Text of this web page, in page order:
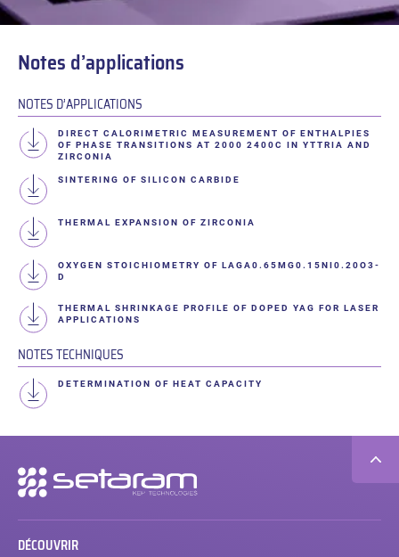
Notes d’applications
NOTES D’APPLICATIONS
DIRECT CALORIMETRIC MEASUREMENT OF ENTHALPIES
OF PHASE TRANSITIONS AT 2000 2400C IN YTTRIA AND
ZIRCONIA
SINTERING OF SILICON CARBIDE
THERMAL EXPANSION OF ZIRCONIA
OXYGEN STOICHIOMETRY OF LAGA0.65MG0.15NI0.20O3-
D
THERMAL SHRINKAGE PROFILE OF DOPED YAG FOR LASER
APPLICATIONS
NOTES TECHNIQUES
DETERMINATION OF HEAT CAPACITY
Navigation
secondaire
DÉCOUVRIR